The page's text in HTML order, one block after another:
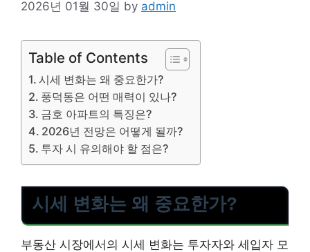
2026년 01월 30일 by admin
Table of Contents
시세 변화는 왜 중요한가?
풍덕동은 어떤 매력이 있나?
금호 아파트의 특징은?
2026년 전망은 어떻게 될까?
투자 시 유의해야 할 점은?
시세 변화는 왜 중요한가?
부동산 시장에서의 시세 변화는 투자자와 세입자 모